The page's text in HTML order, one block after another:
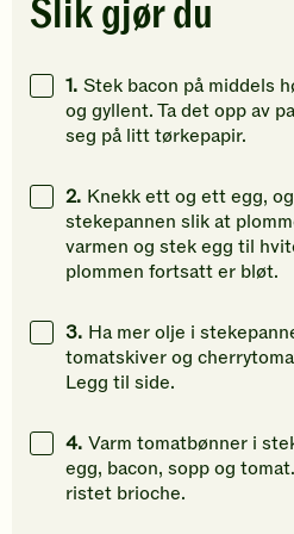
Klikk
å
gi
vurdering.
å
gi
din
Slik gjør du
1. Stek bacon på middels
og gyllent. Ta det opp av
seg på litt tørkepapir.
2. Knekk ett og ett egg,
stekepannen slik at
varmen og stek egg til
plommen fortsatt er bløt.
3. Ha mer olje i
tomatskiver og
Legg til side.
4. Varm tomatbønner i
egg, bacon, sopp og
ristet brioche.